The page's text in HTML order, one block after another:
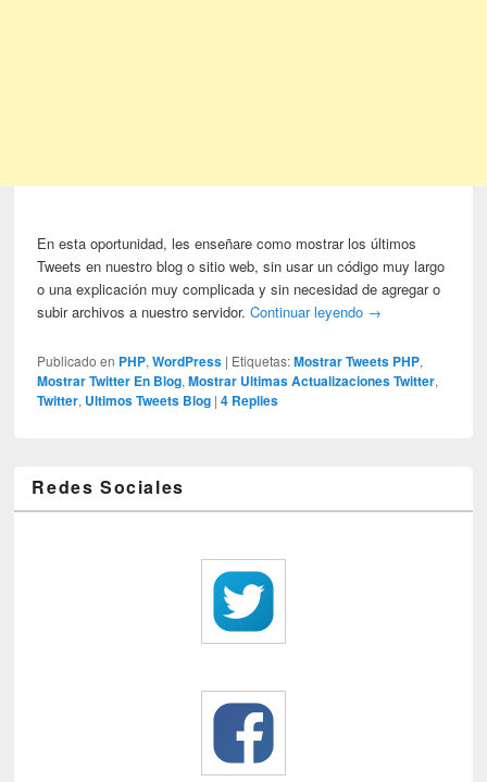
En esta oportunidad, les enseñare como mostrar los últimos
Tweets en nuestro blog o sitio web, sin usar un código muy largo
o una explicación muy complicada y sin necesidad de agregar o
subir archivos a nuestro servidor.Continuar leyendo →
Publicado en PHP,WordPress | Etiquetas: Mostrar Tweets PHP,
Mostrar Twitter En Blog,Mostrar Ultimas Actualizaciones Twitter,
Twitter, Ultimos Tweets Blog |4 Replies
Redes Sociales